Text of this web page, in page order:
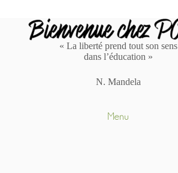
« La liberté prend tout son sens
dans l’éducation »
N. Mandela
Menu